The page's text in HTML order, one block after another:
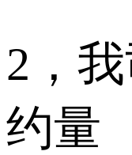
2，
约量